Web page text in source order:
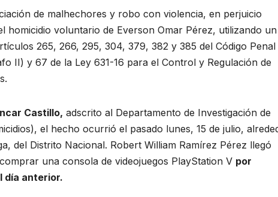
de malhechores y robo con violencia, en perjuicio
homicidio voluntario de Everson Omar Pérez, utilizando un
265, 266, 295, 304, 379, 382 y 385 del Código Penal
II) y 67 de la Ley 631-16 para el Control y Regulación de
Castillo, adscrito al Departamento de Investigación de
el hecho ocurrió el pasado lunes, 15 de julio,
del Distrito Nacional. Robert William Ramírez Pérez llegó
una consola de videojuegos PlayStation V por
día anterior.